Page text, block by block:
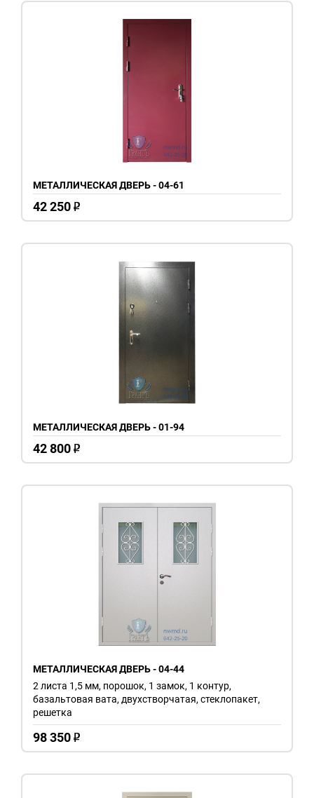
МЕТАЛЛИЧЕСКАЯ ДВЕРЬ - 04-61
42 250 o
МЕТАЛЛИЧЕСКАЯ ДВЕРЬ - 01-94
42 800 o
МЕТАЛЛИЧЕСКАЯ ДВЕРЬ - 04-44
98 350 o
2 листа 1,5 мм, порошок, 1 замок, 1 контур,
базальтовая вата, двухстворчатая, стеклопакет,
решетка